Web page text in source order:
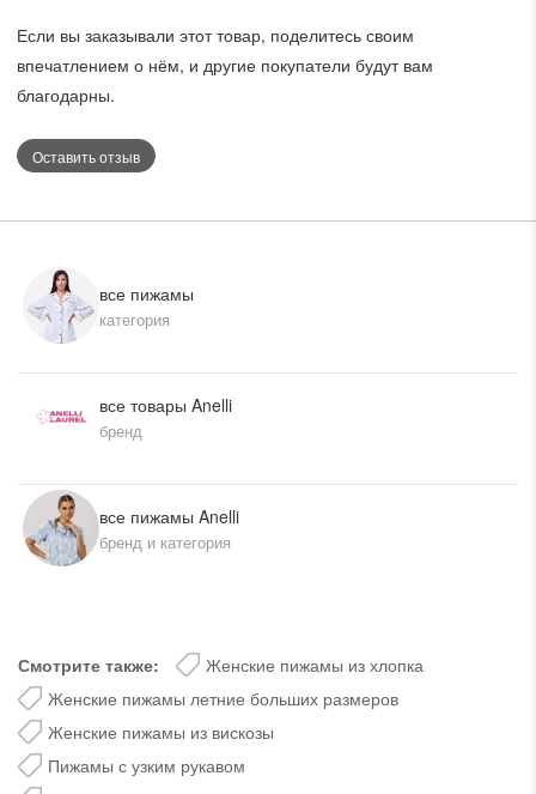
Если вы заказывали этот товар, поделитесь своим
впечатлением о нём, и другие покупатели будут вам
благодарны.
Оставить отзыв
все пижамы
категория
все товары Anelli
бренд
все пижамы Anelli
бренд и категория
Смотрите также:
Женские пижамы из хлопка
Женские пижамы летние больших размеров
Женские пижамы из вискозы
Пижамы с узким рукавом